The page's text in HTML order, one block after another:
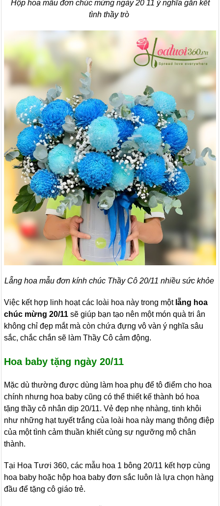
Hộp hoa mẫu đơn chúc mừng ngày 20 11 ý nghĩa gắn kết
tình thầy trò
Lẵng hoa mẫu đơn kính chúc Thầy Cô 20/11 nhiều sức khỏe
Việc kết hợp linh hoạt các loài hoa này trong một lẵng hoa
chúc mừng 20/11 sẽ giúp bạn tạo nên một món quà tri ân
không chỉ đẹp mắt mà còn chứa đựng vô vàn ý nghĩa sâu
sắc, chắc chắn sẽ làm Thầy Cô cảm động.
Hoa baby tặng ngày 20/11
Mặc dù thường được dùng làm hoa phụ để tô điểm cho hoa
chính nhưng hoa baby cũng có thể thiết kế thành bó hoa
tặng thầy cô nhân dịp 20/11. Vẻ đẹp nhẹ nhàng, tinh khôi
như những hạt tuyết trắng của loài hoa này mang thông điệp
của một tình cảm thuần khiết cùng sự ngưỡng mộ chân
thành.
Tại Hoa Tươi 360, các mẫu hoa 1 bông 20/11 kết hợp cùng
hoa baby hoặc hộp hoa baby đơn sắc luôn là lựa chọn hàng
đầu để tặng cô giáo trẻ.